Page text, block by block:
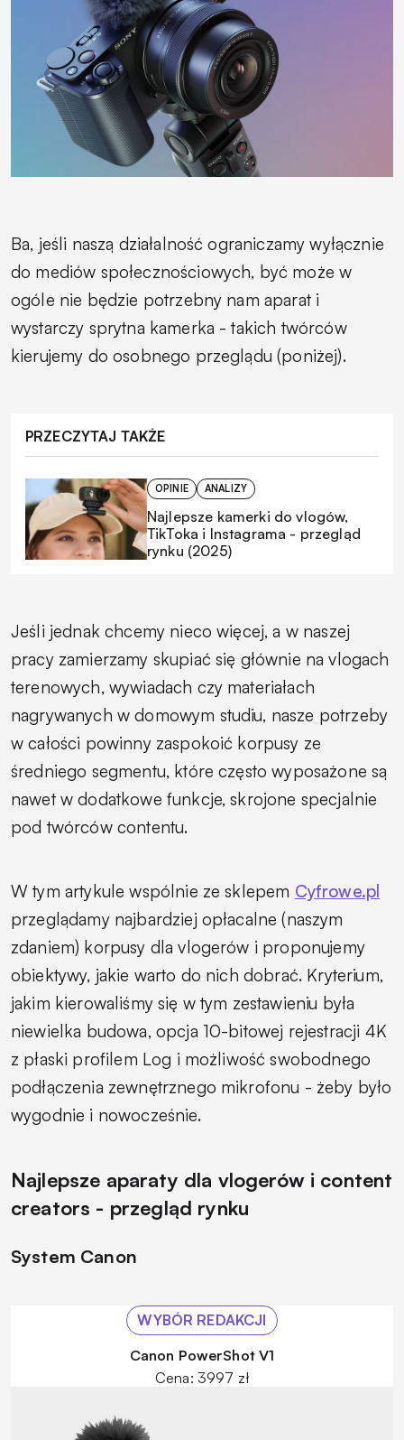
Ba, jeśli naszą działalność ograniczamy wyłącznie
do mediów społecznościowych, być może w
ogóle nie będzie potrzebny nam aparat i
wystarczy sprytna kamerka - takich twórców
kierujemy do osobnego przeglądu (poniżej).
PRZECZYTAJ TAKŻE
OPINIE ANALIZY
Najlepsze kamerki do vlogów,
TikToka i Instagrama - przegląd
rynku (2025)
Jeśli jednak chcemy nieco więcej, a w naszej
pracy zamierzamy skupiać się głównie na vlogach
terenowych, wywiadach czy materiałach
nagrywanych w domowym studiu, nasze potrzeby
w całości powinny zaspokoić korpusy ze
średniego segmentu, które często wyposażone są
nawet w dodatkowe funkcje, skrojone specjalnie
pod twórców contentu.
W tym artykule wspólnie ze sklepem Cyfrowe.pl
przeglądamy najbardziej opłacalne (naszym
zdaniem) korpusy dla vlogerów i proponujemy
obiektywy, jakie warto do nich dobrać. Kryterium,
jakim kierowaliśmy się w tym zestawieniu była
niewielka budowa, opcja 10-bitowej rejestracji 4K
z płaski profilem Log i możliwość swobodnego
podłączenia zewnętrznego mikrofonu - żeby było
wygodnie i nowocześnie.
Najlepsze aparaty dla vlogerów i content
creators - przegląd rynku
System Canon
WYBÓR REDAKCJI
Canon PowerShot V1
Cena: 3997 zł